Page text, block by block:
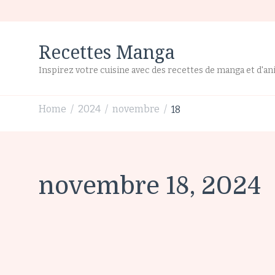
Recettes Manga
Inspirez votre cuisine avec des recettes de manga et
Home / 2024 / novembre / 18
novembre 18, 2024